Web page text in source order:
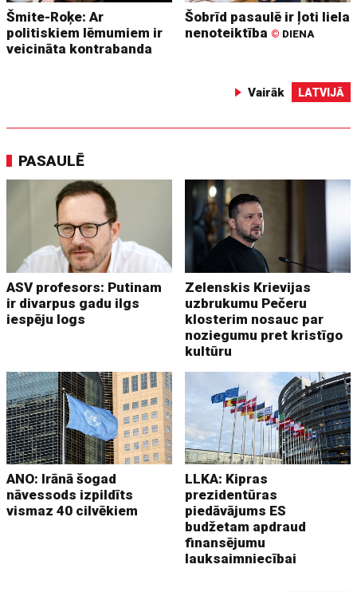
Šmite-Roķe: Ar
politiskiem lēmumiem ir
veicināta kontrabanda
Šobrīd pasaulē ir ļoti liela
nenoteiktība © DIENA
Vairāk LATVIJĀ
PASAULĒ
ASV profesors: Putinam
ir divarpus gadu ilgs
iespēju logs
Zelenskis Krievijas
uzbrukumu Pečeru
klosterim nosauc par
noziegumu pret kristīgo
kultūru
ANO: Irānā šogad
nāvessods izpildīts
vismaz 40 cilvēkiem
LLKA: Kipras
prezidentūras
piedāvājums ES
budžetam apdraud
finansējumu
lauksaimniecībai